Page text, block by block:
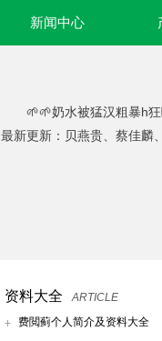
新闻中心
🌱🌱奶水被猛汉粗暴h
最新更新：贝燕贵、蔡佳麟
资料大全
ARTICLE
费閲蓟个人简介及资料大全